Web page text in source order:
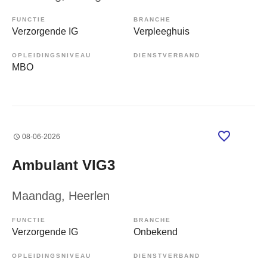
FUNCTIE
Verzorgende IG
BRANCHE
Verpleeghuis
OPLEIDINGSNIVEAU
MBO
DIENSTVERBAND
08-06-2026
Ambulant VIG3
Maandag, Heerlen
FUNCTIE
Verzorgende IG
BRANCHE
Onbekend
OPLEIDINGSNIVEAU DIENSTVERBAND